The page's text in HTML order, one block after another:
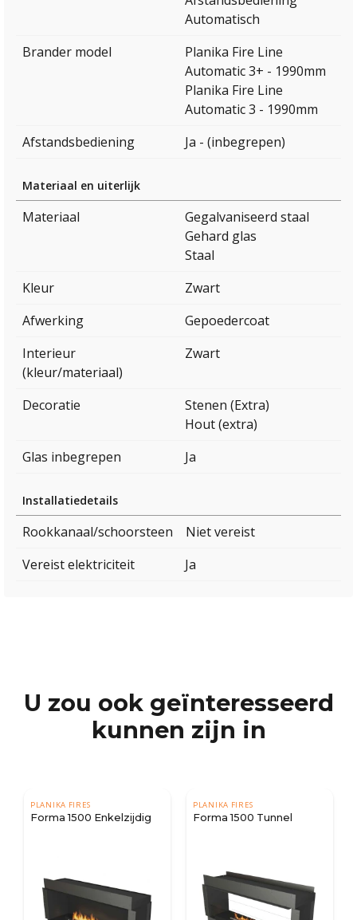
Automatisch
Brander model
Planika Fire Line
Automatic 3+ - 1990mm
Planika Fire Line
Automatic 3 - 1990mm
Afstandsbediening
Ja - (inbegrepen)
Materiaal en uiterlijk
Materiaal
Gegalvaniseerd staal
Gehard glas
Staal
Kleur
Zwart
Afwerking
Gepoedercoat
Interieur
(kleur/materiaal)
Zwart
Decoratie
Stenen (Extra)
Hout (extra)
Glas inbegrepen
Ja
Installatiedetails
Rookkanaal/schoorsteen
Niet vereist
Vereist elektriciteit
Ja
U zou ook geïnteresseerd
kunnen zijn in
PLANIKA FIRES
Forma 1500 Enkelzijdig
PLANIKA FIRES
Forma 1500 Tunnel